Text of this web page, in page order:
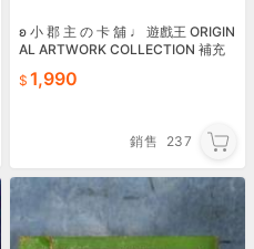
ʚ 小 郡 主 の 卡 舖 ♩ 遊戲王 ORIGIN
AL ARTWORK COLLECTION 補充
1,990
銷售 237